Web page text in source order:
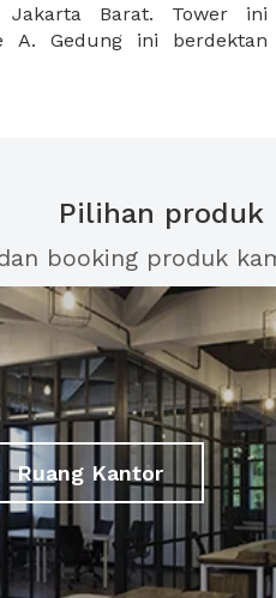
Barat. Tower ini
A. Gedung ini berdektan
Pilihan produk
booking produk
Ruang Kantor